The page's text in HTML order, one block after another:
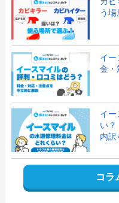
う場
イ
金・
イ
い
内訳
コラ